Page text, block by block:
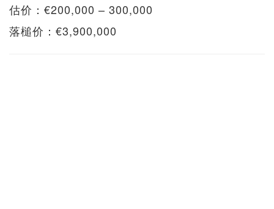
估价：€200,000 – 300,000
落槌价：€3,900,000